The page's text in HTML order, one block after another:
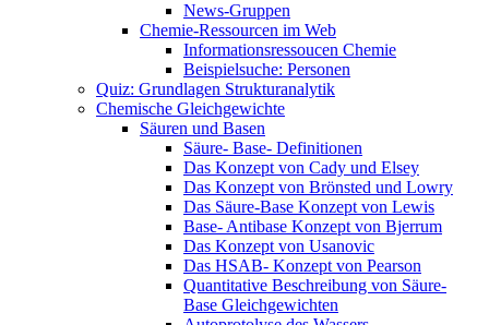
News-Gruppen
Chemie-Ressourcen im Web
Informationsressoucen Chemie
Beispielsuche: Personen
Quiz: Grundlagen Strukturanalytik
Chemische Gleichgewichte
Säuren und Basen
Säure- Base- Definitionen
Das Konzept von Cady und Elsey
Das Konzept von Brönsted und Lowry
Das Säure-Base Konzept von Lewis
Base- Antibase Konzept von Bjerrum
Das Konzept von Usanovic
Das HSAB- Konzept von Pearson
Quantitative Beschreibung von Säure-
Base Gleichgewichten